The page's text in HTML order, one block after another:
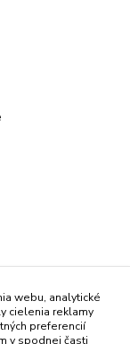
webu, analytické
cielenia reklamy
preferencií
v spodnej časti